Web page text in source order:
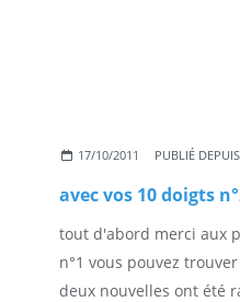
17/10/2011 PUBLIÉ
avec vos 10 doigts
tout d'abord merci aux
n°1 vous pouvez
deux nouvelles ont été